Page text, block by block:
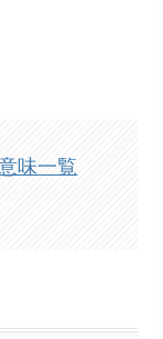
味一覧